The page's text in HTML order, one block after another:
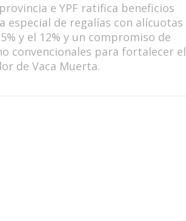
e YPF ratifica beneficios
especial de regalías con alícuotas
y el 12% y un compromiso de
convencionales para fortalecer el
de Vaca Muerta.